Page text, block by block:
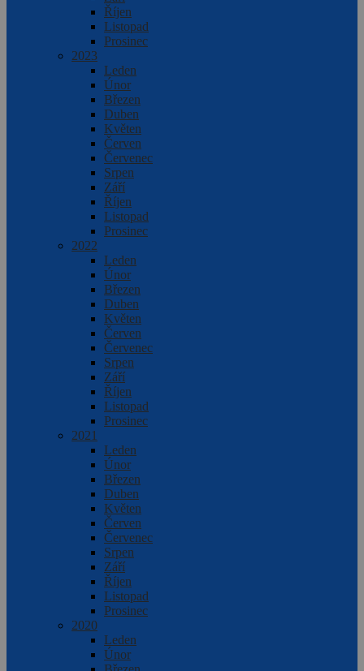
Říjen
Listopad
Prosinec
2023
Leden
Únor
Březen
Duben
Květen
Červen
Červenec
Srpen
Září
Říjen
Listopad
Prosinec
2022
Leden
Únor
Březen
Duben
Květen
Červen
Červenec
Srpen
Září
Říjen
Listopad
Prosinec
2021
Leden
Únor
Březen
Duben
Květen
Červen
Červenec
Srpen
Září
Říjen
Listopad
Prosinec
2020
Leden
Únor